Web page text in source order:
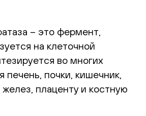
– это фермент,
на клеточной
во многих
печень, почки, кишечник,
плаценту и костную